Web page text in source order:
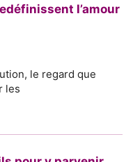
l’amour
le regard que
les